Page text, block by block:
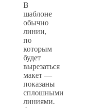
В
шаблоне
обычно
линии,
по
которым
будет
вырезаться
макет —
показаны
сплошными
линиями.